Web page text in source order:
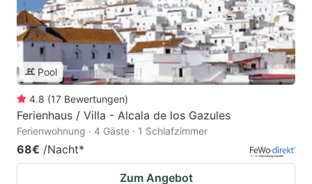
Pool
4.8 (17 Bewertungen)
Ferienhaus / Villa - Alcala de los Gazules
Ferienwohnung · 4 Gäste · 1 Schlafzimmer
68€ /Nacht*
Zum Angebot